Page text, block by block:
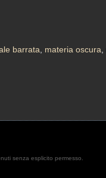
barrata, materia oscura,
senza esplicito permesso.